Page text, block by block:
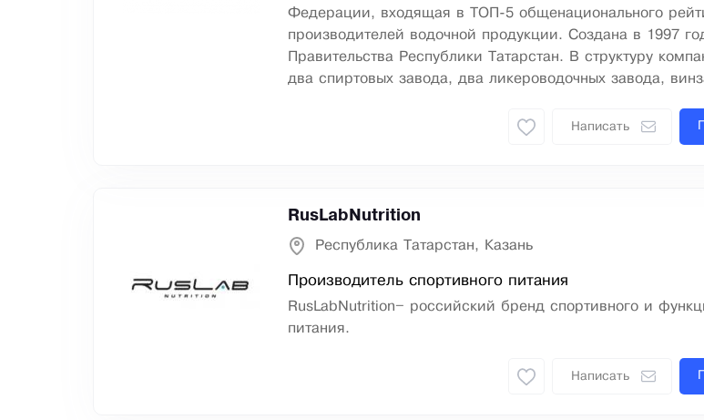
Федерации, входящая в ТОП-5 общенационального
производителей водочной продукции. Создана в 1997
Правительства Республики Татарстан. В структуру
два спиртовых завода, два ликероводочных завода,
Написать
RusLabNutrition
Республика Татарстан, Казань
Производитель спортивного питания
RusLabNutrition– российский бренд спортивного и
питания.
Написать